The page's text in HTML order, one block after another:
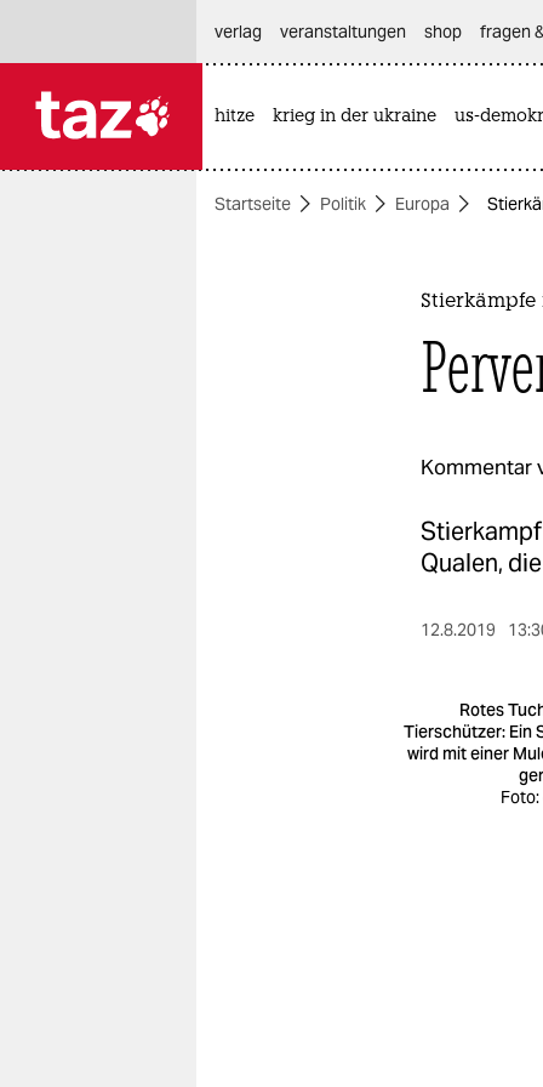
themen
verlag
veranstaltungen shop fragen
hitze krieg in der ukraine us-
Startseite Politik Europa
Kommentar
Qualen,
12.8.2019
Rotes
Tierschützer: Ein
wird mit einer